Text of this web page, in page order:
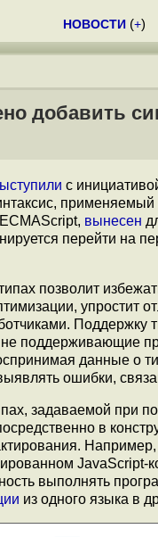
НОВОСТИ (+)
добавить
с
вынесен
перейти на
позволит
упростит
Поддержку
поддерживающие
данные о
ошибки,
задаваемой при
в
выполнять
из одного языка в